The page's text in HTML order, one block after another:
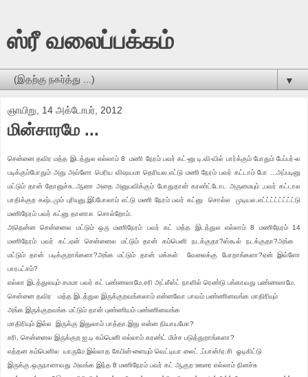
ஸ்ரீ வலைப்பக்கம்
▼
ஞாயிறு, 14 அக்டோபர், 2012
மின்சாரமே ...
சென்னை தவிர மத்த இடத்துல எல்லாம் 8 மணி நேரம் பவர் கட்-னு டி.வி-யில் பார்க்கும் போதும் பேப்பர்-ல
படிக்கும்போதும் அது அவ்ளோ பெரிய விஷயமா தெரியல.எட்டு மணி நேரம் பவர் கட்டாம் போ ...அப்படினு
மட்டும் தான் தோனுச்சு..ஆனா அதை அனுபவிக்கும் போதுதான் கரண்ட்டோட அருமையும் ,பவர் கட்டால
பாதிக்குற கஷ்டமும் புரியுது.இப்போலாம் எட்டு மணி நேரம் பவர் கட்னுசொல்ல முடியல.எட்ட்ட்ட்ட்ட்ட்ட்டு
மணிநேரம் பவர் கட்னு தானாக சொல்றோம்
அதென்ன சென்னைல மட்டும் ஒரு மணிநேரம் பவர் கட் மத்த இடத்துல எல்லாம் 8 மணிநேரம் 14
மணிநேரம் பவர் கட்.ஏன் சென்னைல மட்டும் தான் கம்பெனி நடக்குதா?ஸ்கூல் நடக்குதா?அங்க
மட்டும் தான் படிக்குறாங்களா?அங்க மட்டும் தான் மக்கள் வேலைக்கு போறாங்களா?ஏன் இவ்ளோ
பாரபட்சம்?
எல்லா இடத்துலயும் சமமா பவர் கட் பண்ணலாமே.சரி அட்லீஸ்ட் நாளில் ரெண்டு பங்காவது பண்ணலாமே.
சென்னை தவிர மத்த இடத்துல இருக்குறவங்கலாம் என்னவோ பாவம் பண்ணினவங்க மாதிரியும்
அங்க இருக்குறவங்க மட்டும் தான் புண்ணியம் பண்ணினவங்க
மாதிரியும் இல்ல இருக்கு இதுலாம் பாத்தா.இது என்ன நியாயமோ?
சரி, சென்னைல இருக்குற ஐ.டி கம்பெனி எல்லாம் கரண்ட் மிச்ச படுத்துறாங்களா?
எத்தன கம்பெனில யாருமே இல்லாத கேபின்-ளையும் வெட்டியா லைட் ,ப்பான்/ஏ.சி ஓடிகிட்டு
இருக்கு.ஒருநாளாவது அவங்க இந்த 8 மணிநேரம் பவர் கட் ஆகுற ஊரை எல்லாம் நினச்சு